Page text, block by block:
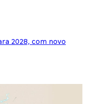
2028, com novo